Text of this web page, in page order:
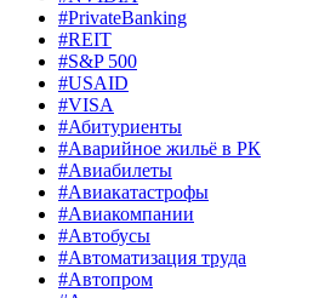
#PrivateBanking
#REIT
#S&P 500
#USAID
#VISA
#Абитуриенты
#Аварийное жильё в РК
#Авиабилеты
#Авиакатастрофы
#Авиакомпании
#Автобусы
#Автоматизация труда
#Автопром